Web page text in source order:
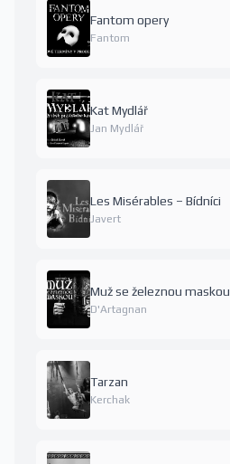
Fantom opery
Fantom
Kat Mydlář
Jan Mydlář
Les Misérables – Bídníci
Javert
Muž se železnou maskou
D'Artagnan
Tarzan
Kerchak